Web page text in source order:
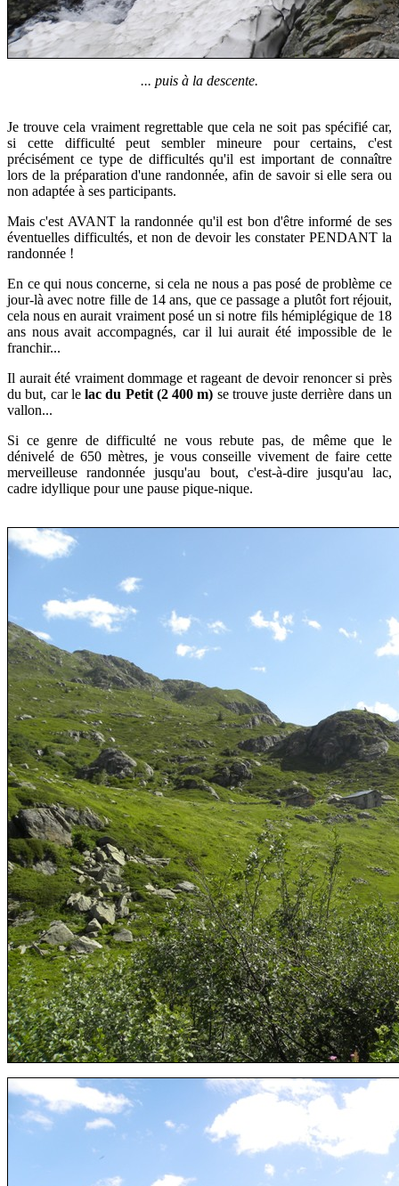
... puis à la descente.
Je trouve cela vraiment regrettable que cela ne soit pas spécifié car,
si cette difficulté peut sembler mineure pour certains, c'est
précisément ce type de difficultés qu'il est important de connaître
lors de la préparation d'une randonnée, afin de savoir si elle sera ou
non adaptée à ses participants.
Mais c'est AVANT la randonnée qu'il est bon d'être informé de ses
éventuelles difficultés, et non de devoir les constater PENDANT la
randonnée !
En ce qui nous concerne, si cela ne nous a pas posé de problème ce
jour-là avec notre fille de 14 ans, que ce passage a plutôt fort réjouit,
cela nous en aurait vraiment posé un si notre fils hémiplégique de 18
ans nous avait accompagnés, car il lui aurait été impossible de le
franchir...
Il aurait été vraiment dommage et rageant de devoir renoncer si près
du but, car lelac du Petit (2 400 m) se trouve juste derrière dans un
vallon...
Si ce genre de difficulté ne vous rebute pas, de même que le
dénivelé de 650 mètres, je vous conseille vivement de faire cette
merveilleuse randonnée jusqu'au bout, c'est-à-dire jusqu'au lac,
cadre idyllique pour une pause pique-nique.